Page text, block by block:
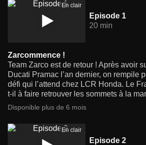
En clair
Episode 1
20 min
Zarcommence !
Team Zarco est de retour ! Après avoir
Ducati Pramac l’an dernier, on rempile
défi qui l’attend chez LCR Honda. Le
t-il à faire retrouver les sommets à la
Disponible plus de 6 mois
En clair
Episode 2